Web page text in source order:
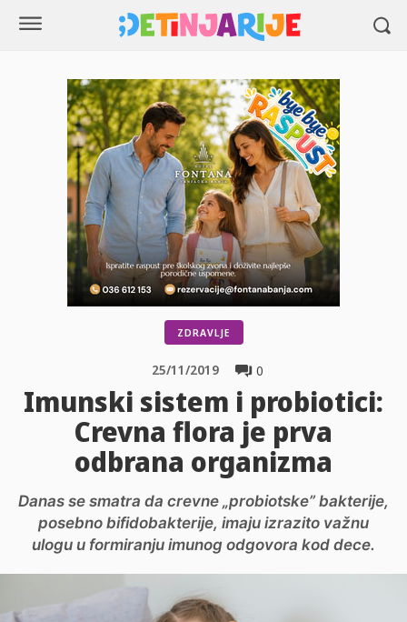
ZDRAVLJE
0
25/11/2019
Imunski sistem i probiotici:
Crevna flora je prva
odbrana organizma
Danas se smatra da crevne „probiotske” bakterije,
posebno bifidobakterije, imaju izrazito važnu
ulogu u formiranju imunog odgovora kod dece.